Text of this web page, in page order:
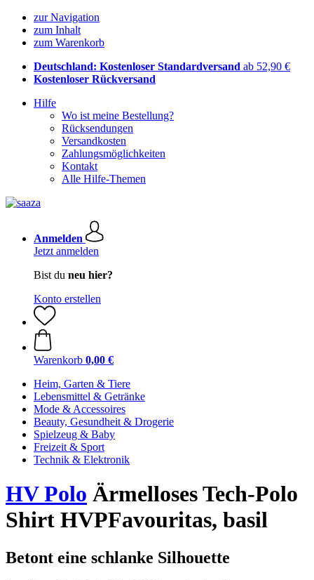
zur Navigation
zum Inhalt
zum Warenkorb
Deutschland: Kostenloser Standardversand ab 52,90 €
Kostenloser Rückversand
Hilfe
Wo ist meine Bestellung?
Rücksendungen
Versandkosten
Zahlungsmöglichkeiten
Kontakt
Alle Hilfe-Themen
Anmelden
Jetzt anmelden
Bist du neu hier?
Konto erstellen
Warenkorb 0,00 €
Heim, Garten & Tiere
Lebensmittel & Getränke
Mode & Accessoires
Beauty, Gesundheit & Drogerie
Spielzeug & Baby
Freizeit & Sport
Technik & Elektronik
HV Polo Ärmelloses Tech-Polo
Shirt HVPFavouritas, basil
Betont eine schlanke Silhouette